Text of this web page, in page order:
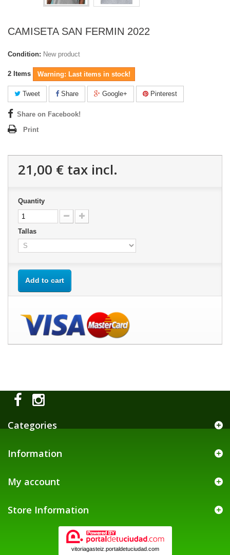
CAMISETA SAN FERMIN 2022
Condition: New product
2 Items Warning: Last items in stock!
Tweet Share Google+ Pinterest
Share on Facebook!
Print
21,00 € tax incl.
Quantity
Tallas
Add to cart
Categories
Information
My account
Store Information
vitoriagasteiz.portaldetuciudad.com